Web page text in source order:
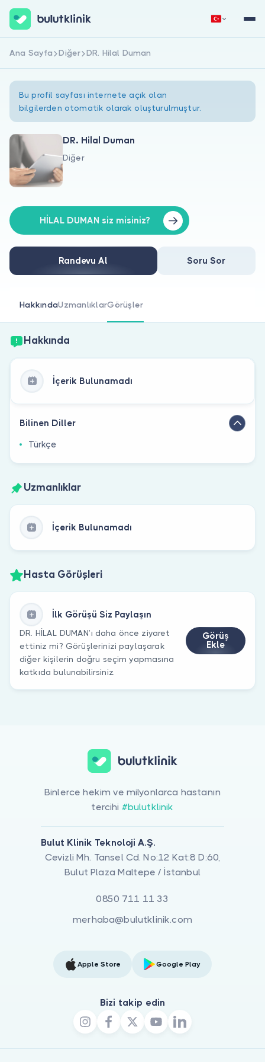
Hakkımızda
Doktorlar için
Doktor musunuz?
Hemen Kaydol
Ana Sayfa Diğer DR. Hilal Duman
Bu profil sayfası internete açık olan
bilgilerden otomatik olarak oluşturulmuştur.
DR. Hilal Duman
Diğer
HİLAL DUMAN siz misiniz?
Randevu Al Soru Sor
HakkındaUzmanlıklarGörüşler
Hakkında
İçerik Bulunamadı
Bilinen Diller
Türkçe
Uzmanlıklar
İçerik Bulunamadı
Hasta Görüşleri
İlk Görüşü Siz Paylaşın
DR. HİLAL DUMAN’ı daha önce ziyaret
ettiniz mi? Görüşlerinizi paylaşarak
diğer kişilerin doğru seçim yapmasına
katkıda bulunabilirsiniz.
Görüş
Ekle
Binlerce hekim ve milyonlarca hastanın
tercihi #bulutklinik
Bulut Klinik Teknoloji A.Ş.
Cevizli Mh. Tansel Cd. No:12 Kat:8 D:60,
Bulut Plaza Maltepe / İstanbul
0850 711 11 33
merhaba@bulutklinik.com
Apple Store Google Play
Bizi takip edin